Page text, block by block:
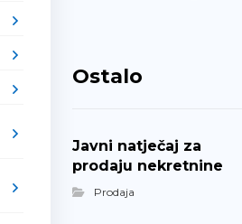
Ostalo
Javni natječaj za
prodaju nekretnine
Prodaja